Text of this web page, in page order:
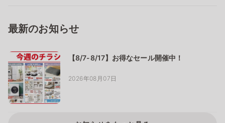
最新のお知らせ
【8/7-8/17】お得なセール開催中！
2026年08月07日